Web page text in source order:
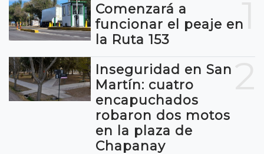
1
Comenzará a
funcionar el peaje en
la Ruta 153
Inseguridad en San
Martín: cuatro
encapuchados
robaron dos motos
en la plaza de
Chapanay